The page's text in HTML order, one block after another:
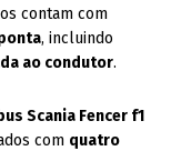
contam com
, incluindo
ao condutor.
Scania Fencer f1
com quatro